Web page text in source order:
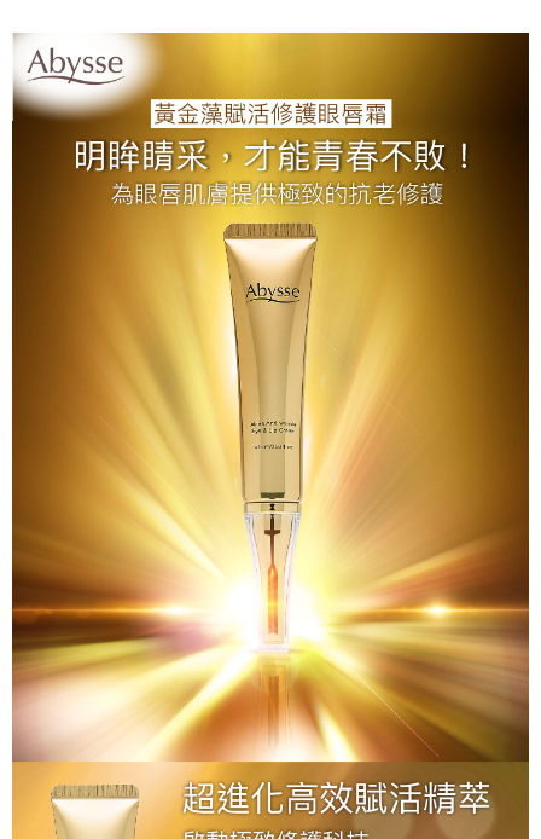
每筆NT$80，滿NT$2,000(含以上)免運費
離島宅配
每筆NT$120，滿NT$2,000(含以上)免運費
海外國家/配送 查看運費